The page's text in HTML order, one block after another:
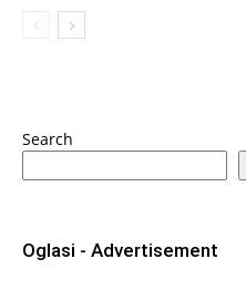
Search
Oglasi - Advertisement